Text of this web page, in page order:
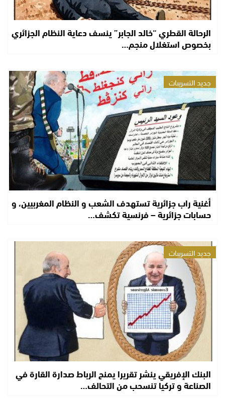
الرحالة القطري “خالد الجابر” ينسف دعاية النظام الجزائري
بخصوص استغلال منجم…
جديد التسريبات
أغنية راب جزائرية تستهدف الشعب و النظام المغربيين، و
حسابات جزائرية – فرنسية تكشف…
جديد التسريبات
البنك الإفريقي ينشر تقريرا يمنح الرباط صدارة القارة في
الصناعة و تركيا تنسحب من التحالف…